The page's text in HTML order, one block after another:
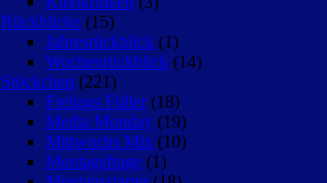
Rückblicke (15)
Jahresrückblick (1)
Wochenrückblick (14)
Stöckchen (221)
Freitags Füller (18)
Media Monday (19)
Mittwochs Mix (10)
Montagsfrage (1)